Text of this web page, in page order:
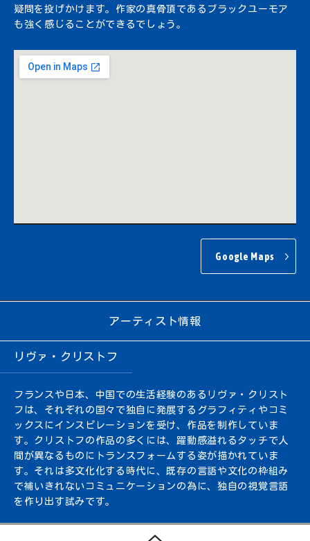
疑問を投げかけます。作家の真骨頂であるブラックユーモア
も強く感じることができるでしょう。
Google Maps
アーティスト情報
リヴァ・クリストフ
フランスや日本、中国での生活経験のあるリヴァ・クリスト
フは、それぞれの国々で独自に発展するグラフィティやコミ
ックスにインスピレーションを受け、作品を制作していま
す。クリストフの作品の多くには、躍動感溢れるタッチで人
間が異なるものにトランスフォームする姿が描かれていま
す。それは多文化化する時代に、既存の言語や文化の枠組み
で補いきれないコミュニケーションの為に、独自の視覚言語
を作り出す試みです。